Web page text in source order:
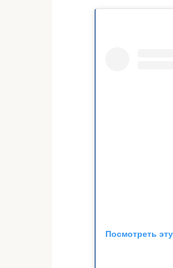
Посмотреть